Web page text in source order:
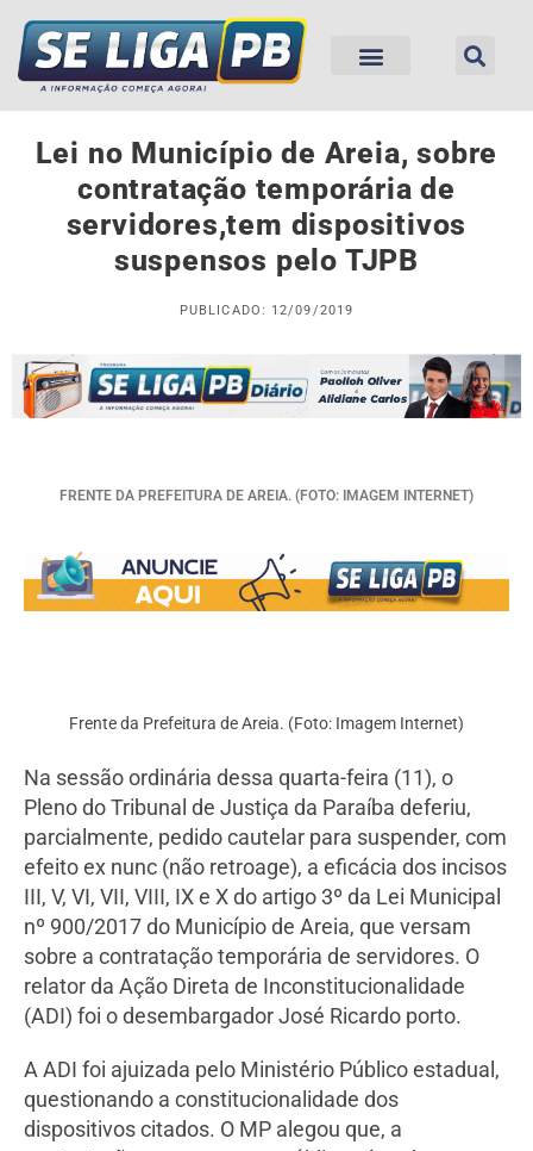
Lei no Município de Areia, sobre
contratação temporária de
servidores,tem dispositivos
suspensos pelo TJPB
PUBLICADO: 12/09/2019
FRENTE DA PREFEITURA DE AREIA. (FOTO: IMAGEM INTERNET)
Frente da Prefeitura de Areia. (Foto: Imagem Internet)
Na sessão ordinária dessa quarta-feira (11), o
Pleno do Tribunal de Justiça da Paraíba deferiu,
parcialmente, pedido cautelar para suspender, com
efeito ex nunc (não retroage), a eficácia dos incisos
III, V, VI, VII, VIII, IX e X do artigo 3º da Lei Municipal
nº 900/2017 do Município de Areia, que versam
sobre a contratação temporária de servidores. O
relator da Ação Direta de Inconstitucionalidade
(ADI) foi o desembargador José Ricardo porto.
A ADI foi ajuizada pelo Ministério Público estadual,
questionando a constitucionalidade dos
dispositivos citados. O MP alegou que, a